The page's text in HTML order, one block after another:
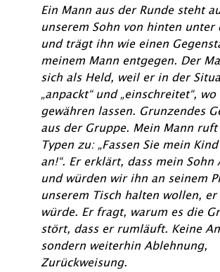
Ein Mann aus der Runde steht
unserem Sohn von hinten unter
und trägt ihn wie einen
meinem Mann entgegen. Der
sich als Held, weil er in der
„anpackt“ und „einschreitet“,
gewähren lassen. Grunzendes
aus der Gruppe. Mein Mann
Typen zu: „Fassen Sie mein
an!“. Er erklärt, dass mein
und würden wir ihn an seinem
unserem Tisch halten wollen,
würde. Er fragt, warum es die
stört, dass er rumläuft. Keine
sondern weiterhin Ablehnung,
Zurückweisung.